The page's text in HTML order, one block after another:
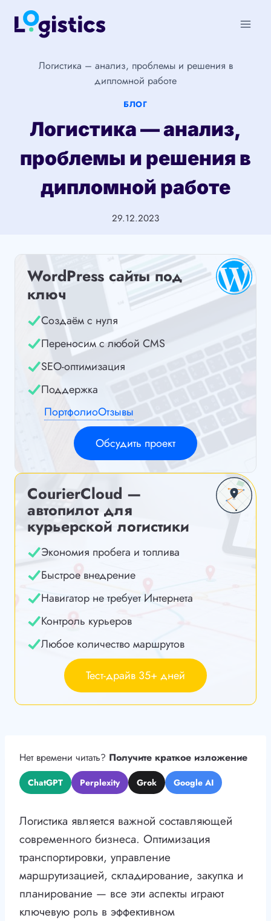
Перейти
Логистика – анализ, проблемы и решения в
дипломной работе
БЛОГ
Логистика — анализ,
проблемы и решения в
дипломной работе
29.12.2023
WordPress сайты под
ключ
Создаём с нуля
Переносим с любой CMS
SEO-оптимизация
Поддержка
ПортфолиоОтзывы
Обсудить проект
CourierCloud —
автопилот для
курьерской логистики
Экономия пробега и топлива
Быстрое внедрение
Навигатор не требует Интернета
Контроль курьеров
Любое количество маршрутов
Тест-драйв 35+ дней
Нет времени читать? Получите краткое изложение
ChatGPT Perplexity Grok Google AI
Логистика является важной составляющей
современного бизнеса. Оптимизация
транспортировки, управление
маршрутизацией, складирование, закупка и
планирование — все эти аспекты играют
ключевую роль в эффективном